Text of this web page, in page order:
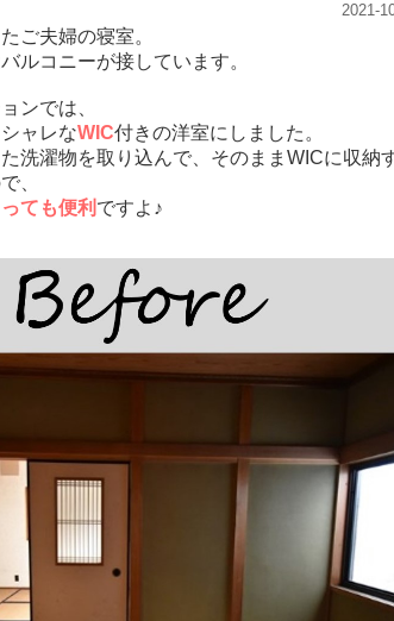
2021-
ご夫婦の寝室。
ルコニーが接しています。
ンでは、
ャレなWIC付きの洋室にしました。
洗濯物を取り込んで、そのままWICに収納
、
ても便利 ですよ♪